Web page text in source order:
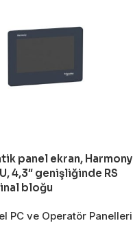
panel ekran, Harmony
4,3″ genişliğinde RS
bloğu
PC ve Operatör Panelleri